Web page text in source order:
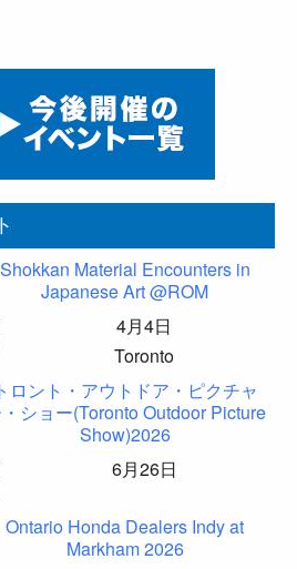
Shokkan Material Encounters in
Japanese Art @ROM
4月4日
Toronto
トロント・アウトドア・ピクチャ
ショー(Toronto Outdoor Picture
Show)2026
6月26日
Ontario Honda Dealers Indy at
Markham 2026